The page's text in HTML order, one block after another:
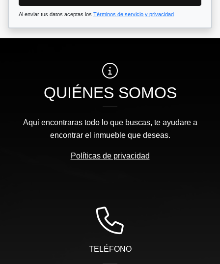
Al enviar tus datos aceptas los Términos de servicio y privacidad
QUIÉNES SOMOS
Aqui encontraras todo lo que buscas, te ayudare a
encontrar el inmueble que deseas.
Políticas de privacidad
TELÉFONO